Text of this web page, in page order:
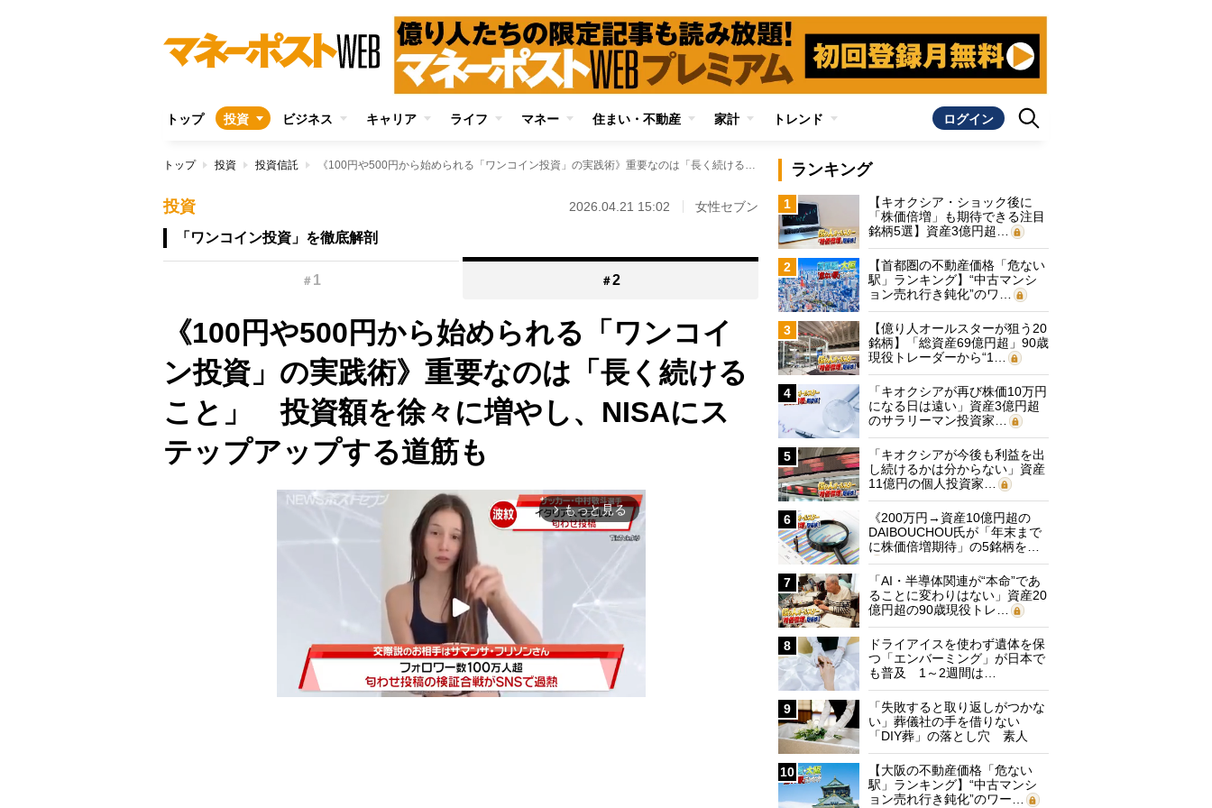
トップ 投資 ビジネス キャリア ライフ マネー 住まい・不動産 家計 トレンド ログイン
トップ 投資 投資信託 《100円や500円から始められる「ワンコイン投資」の実践術》重要なのは「長く続けること」 投資額を徐々に増やし、NISAにステップアップする道筋も
投資 2026.04.21 15:02 女性セブン
「ワンコイン投資」を徹底解剖
＃ 1 ＃2
《100円や500円から始められる「ワンコイ
ン投資」の実践術》重要なのは「長く続ける
こと」 投資額を徐々に増やし、NISAにス
テップアップする道筋も
arrow_forward_ios もっと見る
ランキング
1
【キオクシア・ショック後に
「株価倍増」も期待できる注目
銘柄5選】資産3億円超…
2
【首都圏の不動産価格「危ない
駅」ランキング】“中古マンシ
ョン売れ行き鈍化”のワ…
3
【億り人オールスターが狙う20
銘柄】「総資産69億円超」90歳
現役トレーダーから“1…
4
「キオクシアが再び株価10万円
になる日は遠い」資産3億円超
のサラリーマン投資家…
5
「キオクシアが今後も利益を出
し続けるかは分からない」資産
11億円の個人投資家…
6
《200万円→資産10億円超の
DAIBOUCHOU氏が「年末まで
に株価倍増期待」の5銘柄を…
7
「AI・半導体関連が“本命”であ
ることに変わりはない」資産20
億円超の90歳現役トレ…
8
ドライアイスを使わず遺体を保
つ「エンバーミング」が日本で
も普及 1～2週間は…
9
「失敗すると取り返しがつかな
い」葬儀社の手を借りない
「DIY葬」の落とし穴 素人
に…
10
【大阪の不動産価格「危ない
駅」ランキング】“中古マンシ
ョン売れ行き鈍化”のワー…